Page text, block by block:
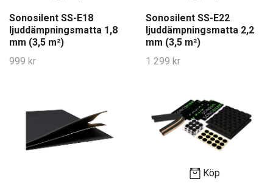
Sonosilent SS-E18
ljuddämpningsmatta 1,8
mm (3,5 m²)
999 kr
Sonosilent SS-E22
ljuddämpningsmatta 2,2
mm (3,5 m²)
1 299 kr
Köp